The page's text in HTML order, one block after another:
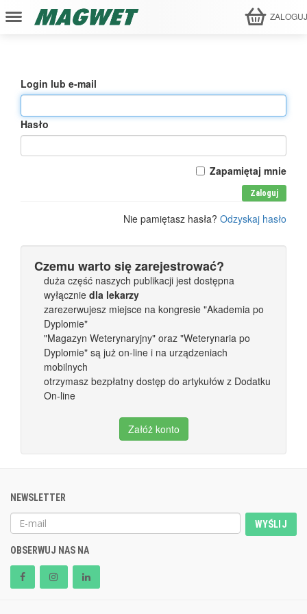
Login lub e-mail
Hasło
Zapamiętaj mnie
Zaloguj
Nie pamiętasz hasła? Odzyskaj hasło
Czemu warto się zarejestrować?
duża część naszych publikacji jest dostępna
wyłącznie dla lekarzy
zarezerwujesz miejsce na kongresie "Akademia po
Dyplomie"
"Magazyn Weterynaryjny" oraz "Weterynaria po
Dyplomie" są już on-line i na urządzeniach
mobilnych
otrzymasz bezpłatny dostęp do artykułów z Dodatku
On-line
Załóż konto
NEWSLETTER
WYŚLIJ
OBSERWUJ NAS NA